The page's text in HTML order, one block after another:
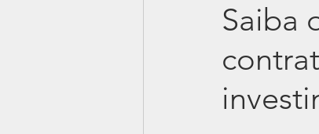
Saiba